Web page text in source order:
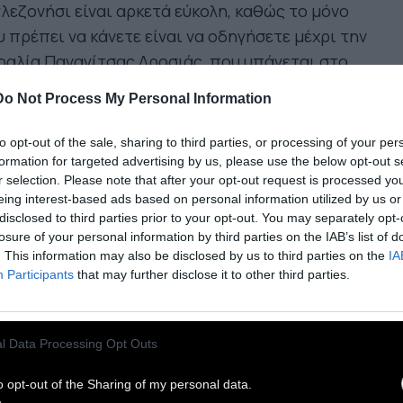
Not Process My Personal Information
opt-out of the sale, sharing to third parties, or processing of your
for targeted advertising by us, please use the below opt-out
selection. Please note that after your opt-out request is processed
interest-based ads based on personal information utilized by us
to third parties prior to your opt-out. You may separately
of your personal information by third parties on the IAB’s list of
This information may also be disclosed by us to third parties on the
Participants that may further disclose it to other third parties.
Data Processing Opt Outs
opt-out of the Sharing of my personal data.
είναι αρκετά εύκολη, καθώς το μόνο
πρέπει να κάνετε είναι να οδηγήσετε μέχρι την
Παναγίτσας Δροσιάς, που υπάγεται στο
μια όμορφη ακρογιαλιά, στρωμένη με
ψιλή άμμο, που βρέχεται από
κρυστάλλινα νερά και περιβάλλεται
διάφορα ταβερνάκια.
την ακτή της παραλίας το μικρό Εγγλεζονήσι
εμφανές, επομένως το μόνο που έχετε να
είναι να κολυμπήσετε προς την κατεύθυνσή
μέχρι να φτάσετε.
δείτε στο Εγγλεζονήσι;Το Εγγλεζονήσι είναι